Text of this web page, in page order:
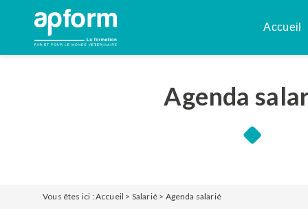
contenu
Accueil
Agenda
Vous êtes ici :Accueil > Salarié> Agenda salarié